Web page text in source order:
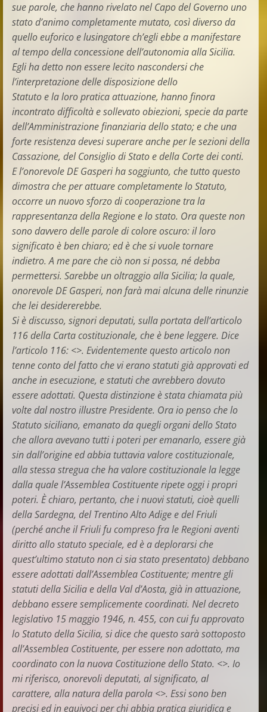
sue parole, che hanno rivelato nel Capo del Governo uno
stato d’animo completamente mutato, così diverso da
quello euforico e lusingatore ch’egli ebbe a manifestare
al tempo della concessione dell’autonomia alla Sicilia.
Egli ha detto non essere lecito nascondersi che
l’interpretazione delle disposizione dello
Statuto e la loro pratica attuazione, hanno finora
incontrato difficoltà e sollevato obiezioni, specie da parte
dell’Amministrazione finanziaria dello stato; e che una
forte resistenza devesi superare anche per le sezioni della
Cassazione, del Consiglio di Stato e della Corte dei conti.
E l’onorevole DE Gasperi ha soggiunto, che tutto questo
dimostra che per attuare completamente lo Statuto,
occorre un nuovo sforzo di cooperazione tra la
rappresentanza della Regione e lo stato. Ora queste non
sono davvero delle parole di colore oscuro: il loro
significato è ben chiaro; ed è che si vuole tornare
indietro. A me pare che ciò non si possa, né debba
permettersi. Sarebbe un oltraggio alla Sicilia; la quale,
onorevole DE Gasperi, non farà mai alcuna delle rinunzie
che lei desidererebbe.
Si è discusso, signori deputati, sulla portata dell’articolo
116 della Carta costituzionale, che è bene leggere. Dice
l’articolo 116: <>. Evidentemente questo articolo non
tenne conto del fatto che vi erano statuti già approvati ed
anche in esecuzione, e statuti che avrebbero dovuto
essere adottati. Questa distinzione è stata chiamata più
volte dal nostro illustre Presidente. Ora io penso che lo
Statuto siciliano, emanato da quegli organi dello Stato
che allora avevano tutti i poteri per emanarlo, essere già
sin dall’origine ed abbia tuttavia valore costituzionale,
alla stessa stregua che ha valore costituzionale la legge
dalla quale l’Assemblea Costituente ripete oggi i propri
poteri. È chiaro, pertanto, che i nuovi statuti, cioè quelli
della Sardegna, del Trentino Alto Adige e del Friuli
(perché anche il Friuli fu compreso fra le Regioni aventi
diritto allo statuto speciale, ed è a deplorarsi che
quest’ultimo statuto non ci sia stato presentato) debbano
essere adottati dall’Assemblea Costituente; mentre gli
statuti della Sicilia e della Val d’Aosta, già in attuazione,
debbano essere semplicemente coordinati. Nel decreto
legislativo 15 maggio 1946, n. 455, con cui fu approvato
lo Statuto della Sicilia, si dice che questo sarà sottoposto
all’Assemblea Costituente, per essere non adottato, ma
coordinato con la nuova Costituzione dello Stato. <>. Io
mi riferisco, onorevoli deputati, al significato, al
carattere, alla natura della parola <>. Essi sono ben
precisi ed in equivoci per chi abbia pratica giuridica e